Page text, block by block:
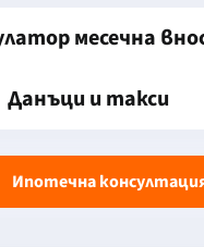
месечна
Данъци и такси
Ипотечна